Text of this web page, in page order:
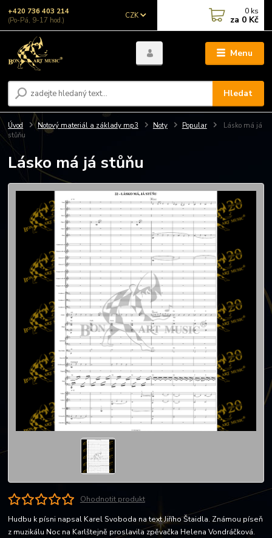
Menu
CZK
Hledat
+420 736 403 214
(Po-Pá, 9-17 hod.)
0 ks
za 0 Kč
Úvod Notový materiál a základy mp3 Noty Popular
Lásko má já
stůňu
Lásko má já stůňu
Ohodnotit produkt
Hudbu k písni napsal Karel Svoboda na text Jiřího Štaidla. Známou píseň
z muzikálu Noc na Karlštejně proslavila zpěvačka Helena Vondráčková.